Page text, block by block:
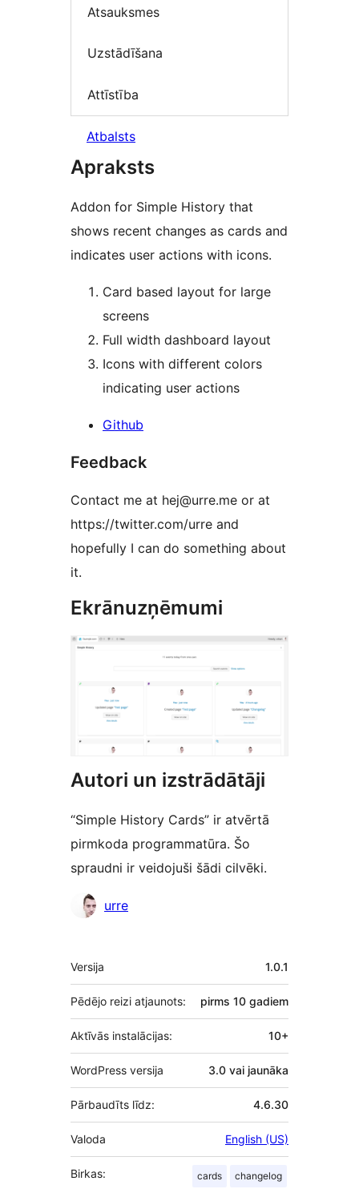
Atsauksmes
Uzstādīšana
Attīstība
Atbalsts
Apraksts
Addon for Simple History that
shows recent changes as cards and
indicates user actions with icons.
Card based layout for large
screens
Full width dashboard layout
Icons with different colors
indicating user actions
Github
Feedback
Contact me at hej@urre.me or at
https://twitter.com/urre and
hopefully I can do something about
it.
Ekrānuzņēmumi
Autori un izstrādātāji
“Simple History Cards” ir atvērtā
pirmkoda programmatūra. Šo
spraudni ir veidojuši šādi cilvēki.
Līdzdalībnieki
urre
Meta
Versija 1.0.1
Pēdējo reizi atjaunots: pirms 10 gadiem
Aktīvās instalācijas: 10+
WordPress versija 3.0 vai jaunāka
Pārbaudīts līdz: 4.6.30
Valoda English (US)
Birkas: cards changelog